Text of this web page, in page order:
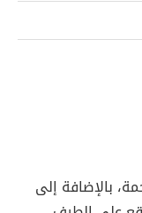
بالإضافة إلى